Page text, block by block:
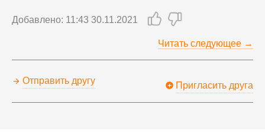
Добавлено: 11:43 30.11.2021
Читать следующее →
Отправить другу Пригласить друга